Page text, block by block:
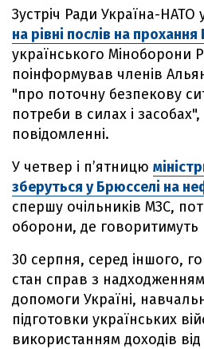
Зустріч Ради Україна-НАТО
на рівні послів на прохання
українського Міноборони
поінформував членів
"про поточну безпекову
потреби в силах і
повідомленні.
У четвер і п’ятницю
зберуться у Брюсселі на
спершу очільників МЗС,
оборони, де говоритимуть
30 серпня, серед іншого,
стан справ з надходженням
допомоги Україні,
підготовки українських
використанням доходів